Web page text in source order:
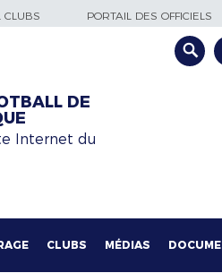
CLUBS PORTAIL DES OFFICIELS
DE
Internet du
CLUBS MÉDIAS